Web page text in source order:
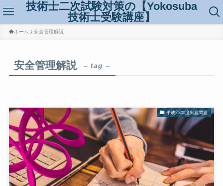
技術士二次試験対策の【Yokosuba
技術士受験講座】
ホーム 安全管理解説
安全管理解説 – tag –
平成23年度出題問題